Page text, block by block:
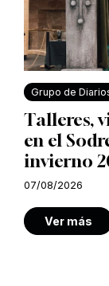
Grupo de
Talleres,
en el
invierno
07/08/2026
Ver más